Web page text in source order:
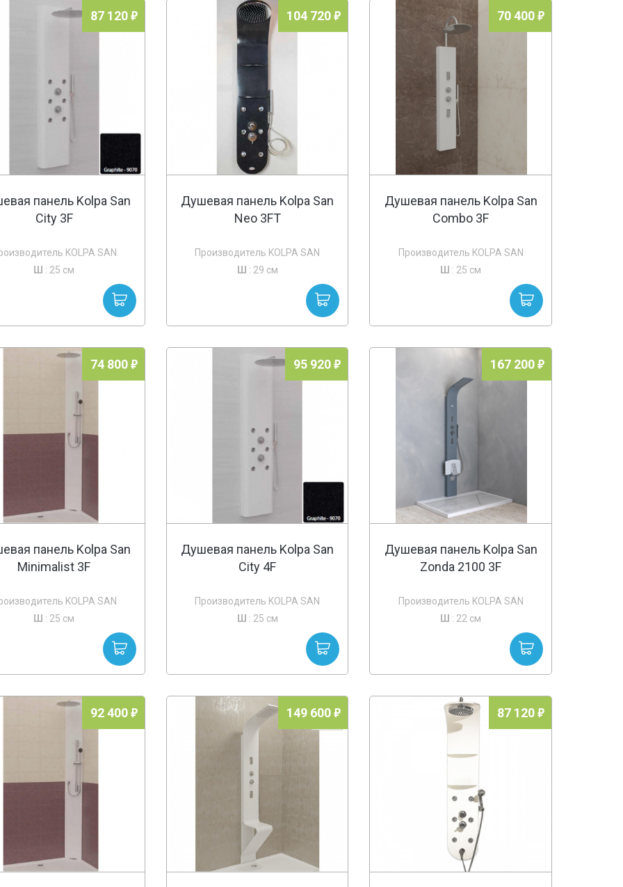
87 120
панель Kolpa San
City 3F
KOLPA SAN
Ш : 25 см
104 720
Душевая панель Kolpa San
Neo 3FT
Производитель KOLPA SAN
Ш : 29 см
70 400
Душевая панель Kolpa San
Combo 3F
Производитель KOLPA SAN
Ш : 25 см
74 800
панель Kolpa San
Minimalist 3F
KOLPA SAN
Ш : 25 см
95 920
Душевая панель Kolpa San
City 4F
Производитель KOLPA SAN
Ш : 25 см
167 200
Душевая панель Kolpa San
Zonda 2100 3F
Производитель KOLPA SAN
Ш : 22 см
92 400 149 600 87 120